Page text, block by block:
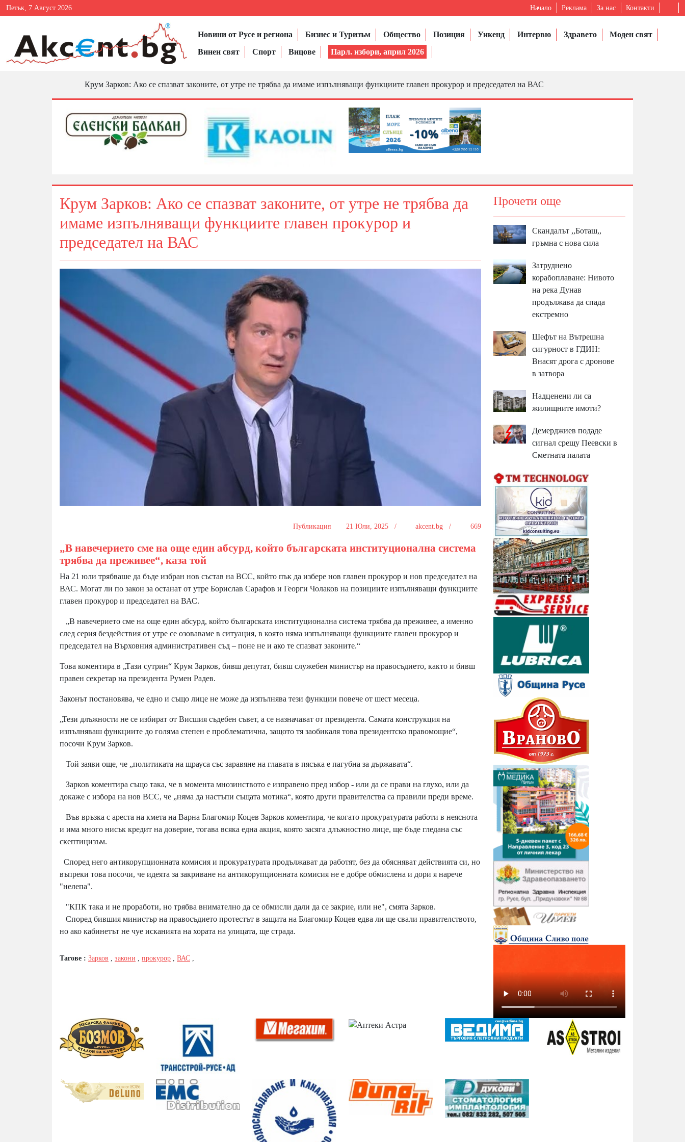
Петък, 7 Август 2026 Начало Реклама За нас Контакти
Новини от Русе и региона Бизнес и Туризъм Общество Позиция Уикенд Интервю Здравето
Моден свят
Винен свят
Спорт Вицове Парл. избори, април 2026
Крум Зарков: Ако се спазват законите, от утре не трябва да имаме изпълняващи функциите главен прокурор и председател на ВАС
Крум Зарков: Ако се спазват законите, от утре не трябва да
имаме изпълняващи функциите главен прокурор и
председател на ВАС
Публикация 21 Юли, 2025 / akcent.bg / 669
„В навечерието сме на още един абсурд, който българската институционална система
трябва да преживее“, каза той
На 21 юли трябваше да бъде избран нов състав на ВСС, който пък да избере нов главен прокурор и нов председател на
ВАС. Могат ли по закон за останат от утре Борислав Сарафов и Георги Чолаков на позициите изпълняващи функциите
главен прокурор и председател на ВАС.
„В навечерието сме на още един абсурд, който българската институционална система трябва да преживее, а именно
след серия бездействия от утре се озоваваме в ситуация, в която няма изпълняващи функциите главен прокурор и
председател на Върховния административен съд – поне не и ако те спазват законите.“
Това коментира в „Тази сутрин“ Крум Зарков, бивш депутат, бивш служебен министър на правосъдието, както и бивш
правен секретар на президента Румен Радев.
Законът постановява, че едно и също лице не може да изпълнява тези функции повече от шест месеца.
„Тези длъжности не се избират от Висшия съдебен съвет, а се назначават от президента. Самата конструкция на
изпълняваш функциите до голяма степен е проблематична, защото тя заобикаля това президентско правомощие“,
посочи Крум Зарков.
Той заяви още, че „политиката на щрауса със заравяне на главата в пясъка е пагубна за държавата“.
Зарков коментира също така, че в момента мнозинството е изправено пред избор - или да се прави на глухо, или да
докаже с избора на нов ВСС, че „няма да настъпи същата мотика“, която други правителства са правили преди време.
Във връзка с ареста на кмета на Варна Благомир Коцев Зарков коментира, че когато прокуратурата работи в неяснота
и има много нисък кредит на доверие, тогава всяка една акция, която засяга длъжностно лице, ще бъде гледана със
скептицизъм.
Според него антикорупционната комисия и прокуратурата продължават да работят, без да обясняват действията си, но
въпреки това посочи, че идеята за закриване на антикорупционната комисия не е добре обмислена и дори я нарече
"нелепа".
"КПК така и не проработи, но трябва внимателно да се обмисли дали да се закрие, или не", смята Зарков.
Според бившия министър на правосъдието протестът в защита на Благомир Коцев едва ли ще свали правителството,
но ако кабинетът не чуе исканията на хората на улицата, ще страда.
Тагове : Зарков , закони , прокурор , ВАС ,
Прочети още
Скандалът ,,Боташ,,
гръмна с нова сила
Затруднено
корабоплаване: Нивото
на река Дунав
продължава да спада
екстремно
Шефът на Вътрешна
сигурност в ГДИН:
Внасят дрога с дронове
в затвора
Надценени ли са
жилищните имоти?
Демерджиев подаде
сигнал срещу Пеевски в
Сметната палата